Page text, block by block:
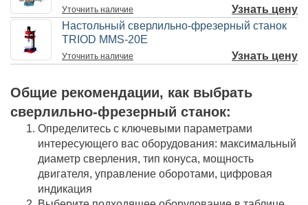
Уточнить наличие
Узнать цену
Настольный сверлильно-фрезерный станок
TRIOD MMS-20E
Уточнить наличие Узнать цену
Общие рекомендации, как выбрать
сверлильно-фрезерный станок:
Определитесь с ключевыми параметрами
интересующего вас оборудования: максимальный
диаметр сверления, тип конуса, мощность
двигателя, управление оборотами, цифровая
индикация